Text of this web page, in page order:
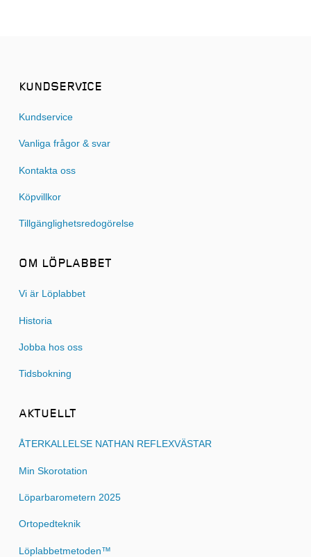
KUNDSERVICE
Kundservice
Vanliga frågor & svar
Kontakta oss
Köpvillkor
Tillgänglighetsredogörelse
OM LÖPLABBET
Vi är Löplabbet
Historia
Jobba hos oss
Tidsbokning
AKTUELLT
ÅTERKALLELSE NATHAN REFLEXVÄSTAR
Min Skorotation
Löparbarometern 2025
Ortopedteknik
Löplabbetmetoden™